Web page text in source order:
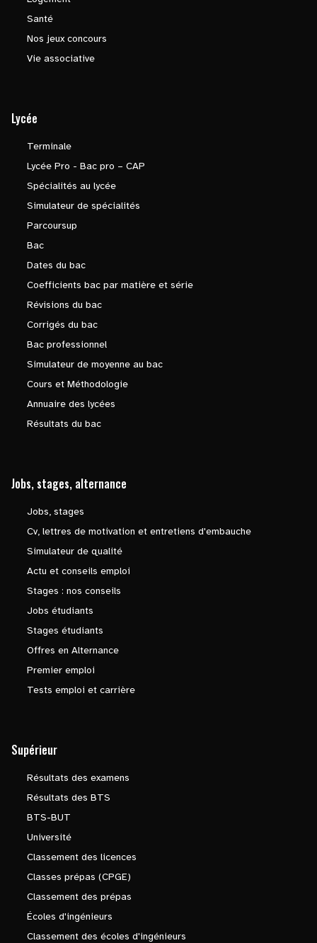
Santé
Nos jeux concours
Vie associative
Lycée
Terminale
Lycée Pro - Bac pro – CAP
Spécialités au lycée
Simulateur de spécialités
Parcoursup
Bac
Dates du bac
Coefficients bac par matière et série
Révisions du bac
Corrigés du bac
Bac professionnel
Simulateur de moyenne au bac
Cours et Méthodologie
Annuaire des lycées
Résultats du bac
Jobs, stages, alternance
Jobs, stages
Cv, lettres de motivation et entretiens d'embauche
Simulateur de qualité
Actu et conseils emploi
Stages : nos conseils
Jobs étudiants
Stages étudiants
Offres en Alternance
Premier emploi
Tests emploi et carrière
Supérieur
Résultats des examens
Résultats des BTS
BTS-BUT
Université
Classement des licences
Classes prépas (CPGE)
Classement des prépas
Écoles d'ingénieurs
Classement des écoles d'ingénieurs